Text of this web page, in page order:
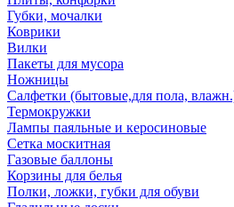
Губки, мочалки
Коврики
Вилки
Пакеты для мусора
Ножницы
Салфетки (бытовые,для пола,
Термокружки
Лампы паяльные и керосиновые
Сетка москитная
Газовые баллоны
Корзины для белья
Полки, ложки, губки для обуви